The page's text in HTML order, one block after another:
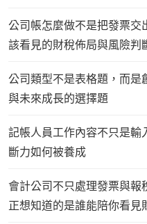
公司帳怎麼做不是把發票
該看見的財稅佈局與風險判
公司類型不是表格題，而
與未來成長的選擇題
記帳人員工作內容不只是輸
斷力如何被養成
會計公司不只處理發票與
正想知道的是誰能陪你看見